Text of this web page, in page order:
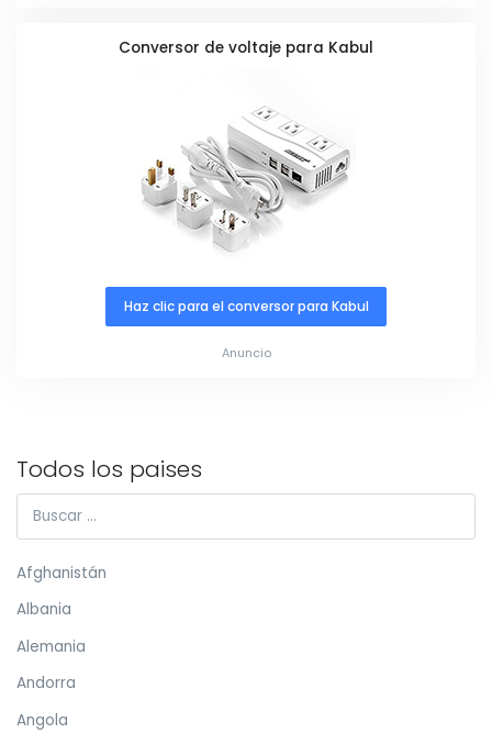
Conversor de voltaje para Kabul
Haz clic para el conversor para Kabul
Anuncio
Todos los paises
Afghanistán
Albania
Alemania
Andorra
Angola